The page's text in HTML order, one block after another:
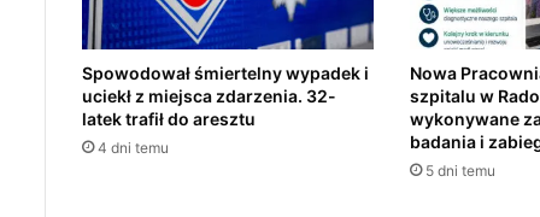
d
a
f
i
Spowodował śmiertelny wypadek i
uciekł z miejsca zdarzenia. 32-
latek trafił do aresztu
4 dni temu
Nowa
szpitalu w
wykonywane
badania i
5 dni temu